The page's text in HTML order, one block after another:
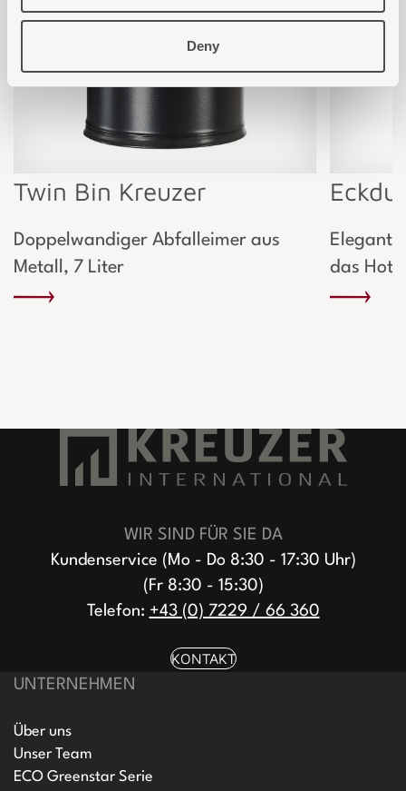
Deny
Twin Bin Kreuzer
Doppelwandiger Abfalleimer aus
Metall, 7 Liter
das
WIR SIND FÜR SIE DA
Kundenservice (Mo - Do 8:30 - 17:30 Uhr)
(Fr 8:30 - 15:30)
Telefon: +43 (0) 7229 / 66 360
KONTAKT
UNTERNEHMEN
Über uns
Unser Team
ECO Greenstar Serie